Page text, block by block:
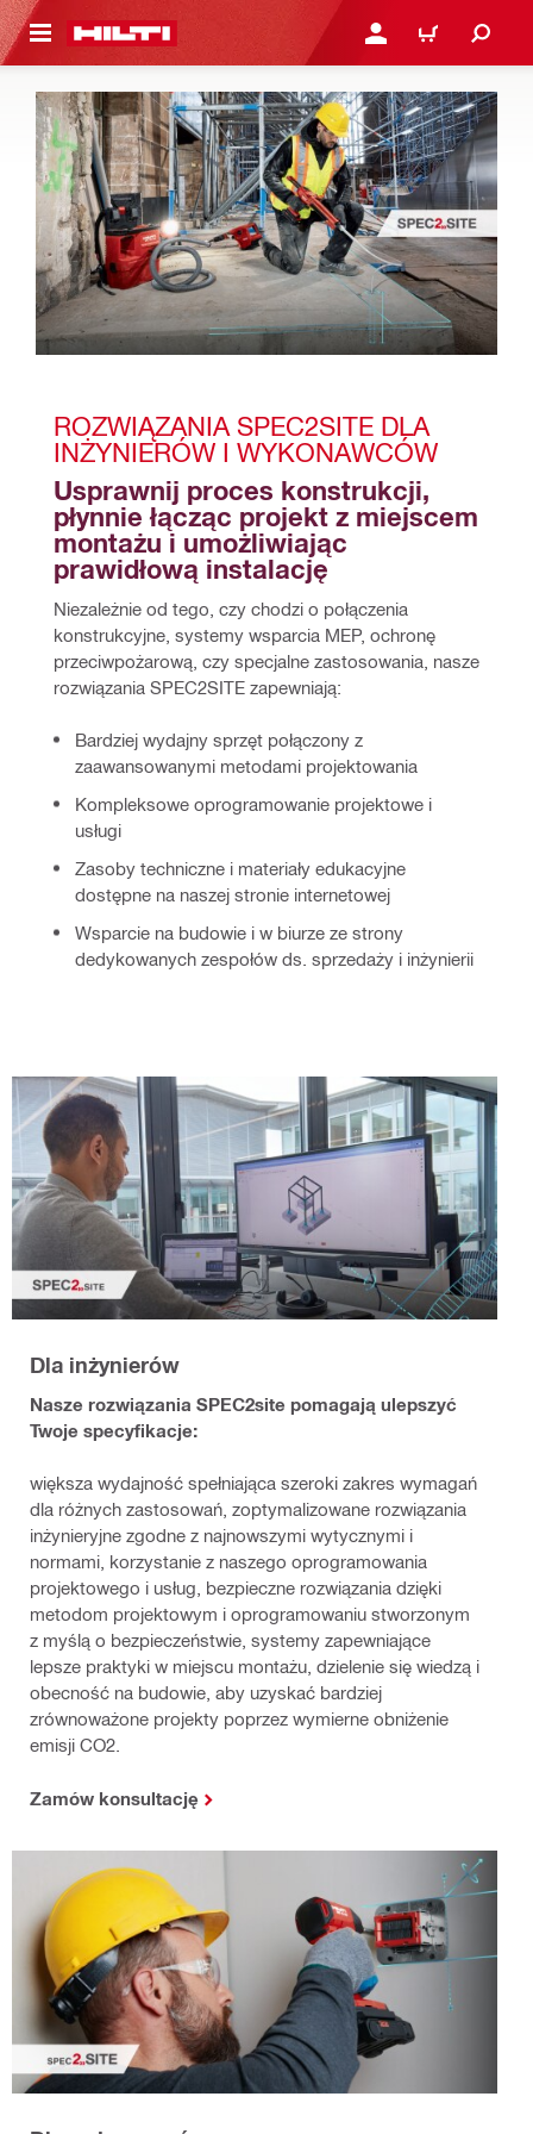
GŁÓWNEJ ZALOGUJ SIĘ LUB
KOSZYK
ROZWIĄZANIA SPEC2SITE DLA
INŻYNIERÓW I WYKONAWCÓW
Usprawnij proces konstrukcji,
płynnie łącząc projekt z miejscem
montażu i umożliwiając
prawidłową instalację
Niezależnie od tego, czy chodzi o połączenia
konstrukcyjne, systemy wsparcia MEP, ochronę
przeciwpożarową, czy specjalne zastosowania, nasze
rozwiązania SPEC2SITE zapewniają:
Bardziej wydajny sprzęt połączony z
zaawansowanymi metodami projektowania
Kompleksowe oprogramowanie projektowe i
usługi
Zasoby techniczne i materiały edukacyjne
dostępne na naszej stronie internetowej
Wsparcie na budowie i w biurze ze strony
dedykowanych zespołów ds. sprzedaży i inżynierii
Dla inżynierów
Nasze rozwiązania SPEC2site pomagają ulepszyć
Twoje specyfikacje:
większa wydajność spełniająca szeroki zakres wymagań
dla różnych zastosowań, zoptymalizowane rozwiązania
inżynieryjne zgodne z najnowszymi wytycznymi i
normami, korzystanie z naszego oprogramowania
projektowego i usług, bezpieczne rozwiązania dzięki
metodom projektowym i oprogramowaniu stworzonym
z myślą o bezpieczeństwie, systemy zapewniające
lepsze praktyki w miejscu montażu, dzielenie się wiedzą i
obecność na budowie, aby uzyskać bardziej
zrównoważone projekty poprzez wymierne obniżenie
emisji CO2.
Zamów konsultację